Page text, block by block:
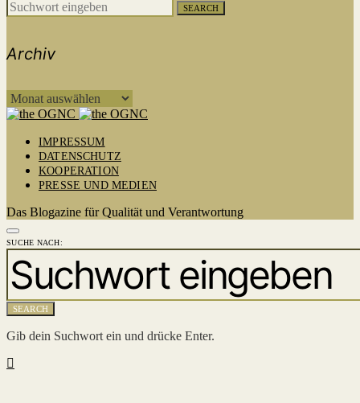
SEARCH
Archiv
ARCHIV
IMPRESSUM
DATENSCHUTZ
KOOPERATION
PRESSE UND MEDIEN
Das Blogazine für Qualität und Verantwortung
SUCHE NACH:
SEARCH
Gib dein Suchwort ein und drücke Enter.